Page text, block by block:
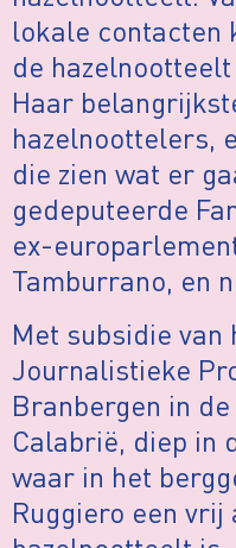
lokale contacten
de
Haar
hazelnoottelers,
die zien wat er
gedeputeerde
ex-
Tamburrano, en
Met subsidie van
Journalistieke
Branbergen in
Calabrië, diep in
waar in het
Ruggiero een vrij